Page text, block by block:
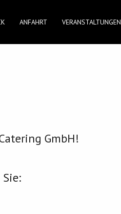
ANFAHRT VERANSTALTUNGEN
GmbH!
: